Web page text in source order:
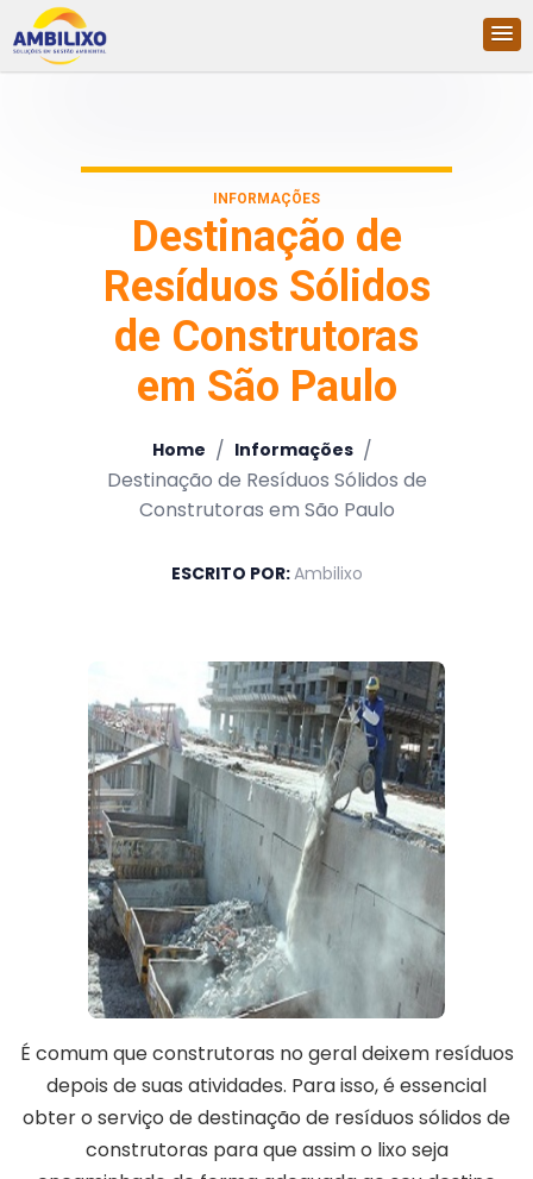
INFORMAÇÕES
Destinação de
Resíduos Sólidos
de Construtoras
em São Paulo
Home / Informações /
Destinação de Resíduos Sólidos de
Construtoras em São Paulo
ESCRITO POR:Ambilixo
É comum que construtoras no geral deixem resíduos
depois de suas atividades. Para isso, é essencial
obter o serviço de destinação de resíduos sólidos de
construtoras para que assim o lixo seja